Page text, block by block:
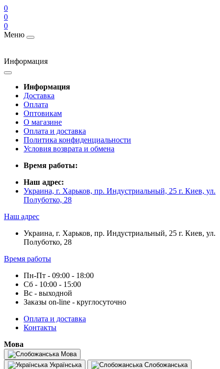
0
0
0
Меню
Информация
Информация
Доставка
Оплата
Оптовикам
О магазине
Оплата и доставка
Политика конфиденциальности
Условия возврата и обмена
Время работы:
Наш адрес:
Украина, г. Харьков, пр. Индустриальный, 25 г. Киев, ул.
Полуботко, 28
Наш адрес
Украина, г. Харьков, пр. Индустриальный, 25 г. Киев, ул.
Полуботко, 28
Время работы
Пн-Пт - 09:00 - 18:00
Сб - 10:00 - 15:00
Вс - выходной
Заказы on-line - круглосуточно
Оплата и доставка
Контакты
Мова
Мова
Українська
Слобожанська